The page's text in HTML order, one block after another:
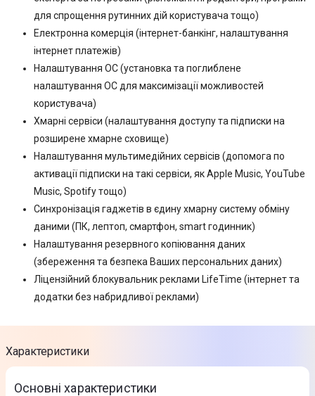
для спрощення рутинних дій користувача тощо)
Електронна комерція (інтернет-банкінг, налаштування
інтернет платежів)
Налаштування ОС (установка та поглиблене
налаштування ОС для максимізації можливостей
користувача)
Хмарні сервіси (налаштування доступу та підписки на
розширене хмарне сховище)
Налаштування мультимедійних сервісів (допомога по
активації підписки на такі сервіси, як Apple Music, YouTube
Music, Spotify тощо)
Синхронізація гаджетів в єдину хмарну систему обміну
даними (ПК, лептоп, смартфон, smart годинник)
Налаштування резервного копіювання даних
(збереження та безпека Ваших персональних даних)
Ліцензійний блокувальник реклами LifeTime (інтернет та
додатки без набридливої реклами)
Характеристики
Основні характеристики